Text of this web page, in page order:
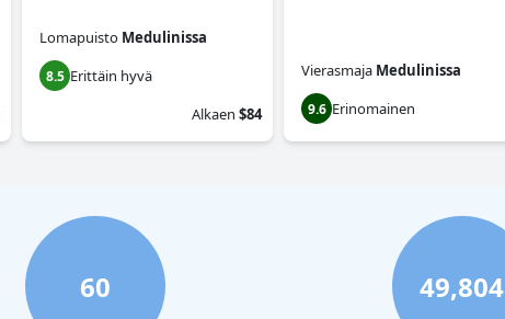
Lomapuisto Medulinissa
8.5 Erittäin hyvä
Alkaen $84
Vierasmaja Medulinissa
9.6 Erinomainen
60 49,804